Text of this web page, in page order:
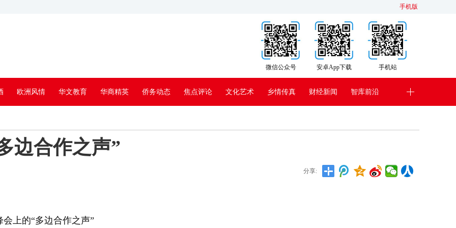
手机版
手机站
安卓App下载
微信公众号
欧洲风情 华文教育 华商精英 侨务动态 焦点评论 文化艺术 乡情传真 财经新闻 智库前沿
边合作之声”
分享:
上的“多边合作之声”